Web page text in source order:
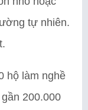
tự nhiên.
hộ làm nghề
200.000